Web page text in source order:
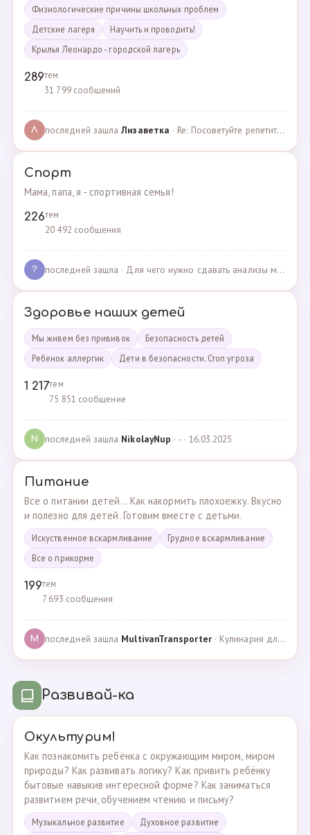
Физиологические причины школьных проблем
Детские лагеря
Научить и проводить!
Крылья Леонардо - городской лагерь
289тем
31 799 сообщений
Л последней зашлаЛизаветка · Re: Посоветуйте репетитора по английскому · 27.11.2024
Спорт
Мама, папа, я - спортивная семья!
226тем
20 492 сообщения
? последней зашла · Для чего нужно сдавать анализы мочи спортсменам? · 03.05.2025
Здоровье наших детей
Мы живем без прививок
Безопасность детей
Ребенок аллергик
Дети в безопасности. Стоп угроза
1 217тем
75 851 сообщение
N последней зашла NikolayNup · - · 16.03.2025
Питание
Все о питании детей... Как накормить плохоежку. Вкусно
и полезно для детей. Готовим вместе с детьми.
Искуственное вскармливание
Грудное вскармливание
Все о прикорме
199тем
7 693 сообщения
M последней зашла MultivanTransporter· Кулинария для более старших · 24.10.2024
Развивай-ка
Окультурим!
Как познакомить ребёнка с окружающим миром, миром
природы? Как развивать логику? Как привить ребёнку
бытовые навыкив интересной форме? Как заниматься
развитием речи, обучением чтению и письму?
Музыкальное развитие
Духовное развитие